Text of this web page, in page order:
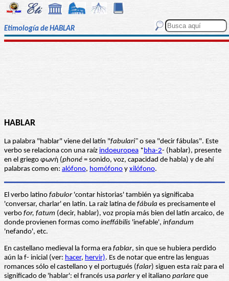
Etimología de HABLAR
HABLAR
La palabra "hablar" viene del latín "fabulari" o sea "decir fábulas". Este
verbo se relaciona con una raíz indoeuropea *bha-2- (hablar), presente
en el griego φωνή (phoné = sonido, voz, capacidad de habla) y de ahí
palabras como en: alófono, homófono y xilófono.
El verbo latino fabulor'contar historias' también ya significaba
'conversar, charlar' en latín. La raíz latina de fábula es precisamente el
verbo for, fatum (decir, hablar), voz propia más bien del latín arcaico, de
donde provienen formas como ineffábilis 'inefable', infandum
'nefando', etc.
En castellano medieval la forma era fablar, sin que se hubiera perdido
aún la f- inicial (ver: hacer, hervir). Es de notar que entre las lenguas
romances sólo el castellano y el portugués (falar) siguen esta raíz para el
significado de 'hablar': el francés usa parlery el italiano parlare que